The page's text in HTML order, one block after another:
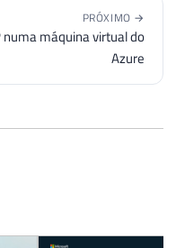
PRÓXIMO →
máquina virtual do
Azure